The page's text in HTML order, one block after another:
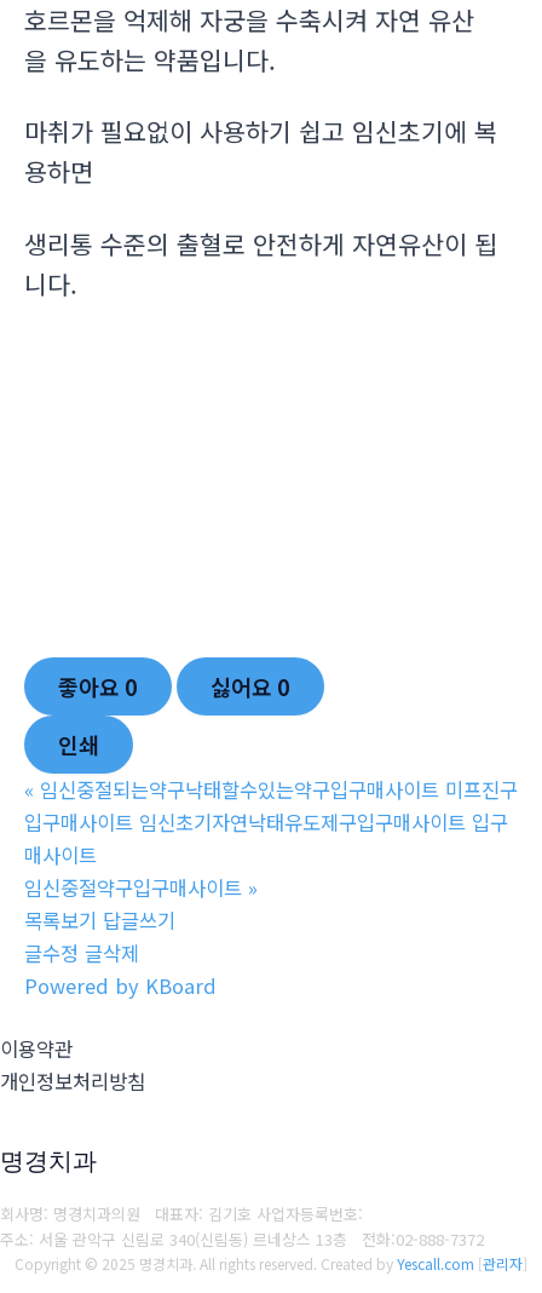
호르몬을 억제해 자궁을 수축시켜 자연 유산
을 유도하는 약품입니다.
마취가 필요없이 사용하기 쉽고 임신초기에 복
용하면
생리통 수준의 출혈로 안전하게 자연유산이 됩
니다.
좋아요 0 싫어요 0
인쇄
« 임신중절되는약구낙태할수있는약구입구매사이트 미프진구
입구매사이트 임신초기자연낙태유도제구입구매사이트 입구
매사이트
임신중절약구입구매사이트 »
목록보기 답글쓰기
글수정 글삭제
Powered by KBoard
이용약관
개인정보처리방침
명경치과
회사명: 명경치과의원 대표자: 김기호 사업자등록번호:
주소: 서울 관악구 신림로 340(신림동) 르네상스 13층 전화:02-888-7372
Copyright © 2025 명경치과. All rights reserved. Created byYescall.com [관리자]